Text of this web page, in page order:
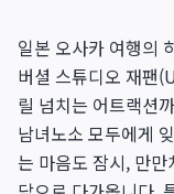
일본 오사카 여행의
버셜 스튜디오 재팬
릴 넘치는 어트랙션
남녀노소 모두에게
는 마음도 잠시, 만